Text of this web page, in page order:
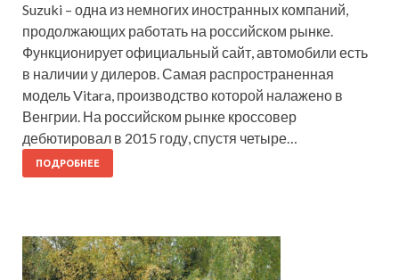
Suzuki – одна из немногих иностранных компаний,
продолжающих работать на российском рынке.
Функционирует официальный сайт, автомобили есть
в наличии у дилеров. Самая распространенная
модель Vitara, производство которой налажено в
Венгрии. На российском рынке кроссовер
дебютировал в 2015 году, спустя четыре…
ПОДРОБНЕЕ